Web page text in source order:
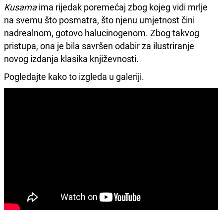
Kusamaima rijedak poremećaj zbog kojeg vidi mrlje
na svemu što posmatra, što njenu umjetnost čini
nadrealnom, gotovo halucinogenom. Zbog takvog
pristupa, ona je bila savršen odabir za ilustriranje
novog izdanja klasika književnosti.
Pogledajte kako to izgleda u galeriji.